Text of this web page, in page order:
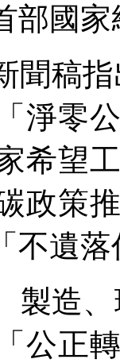
部國
聞稿
淨零
希望
政策
不遺
製造
公正